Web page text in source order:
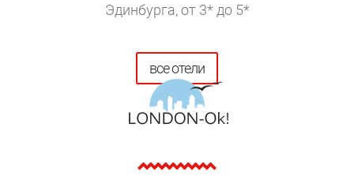
Эдинбурга, от 3* до 5*
все отели